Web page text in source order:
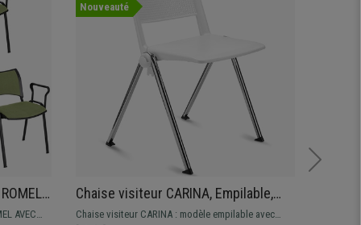
AVEC
Nouveauté
Chaise visiteur CARINA, Empilable,
Crochets d’Attache, Piétement
Chaise visiteur CARINA : modèle empilable avec